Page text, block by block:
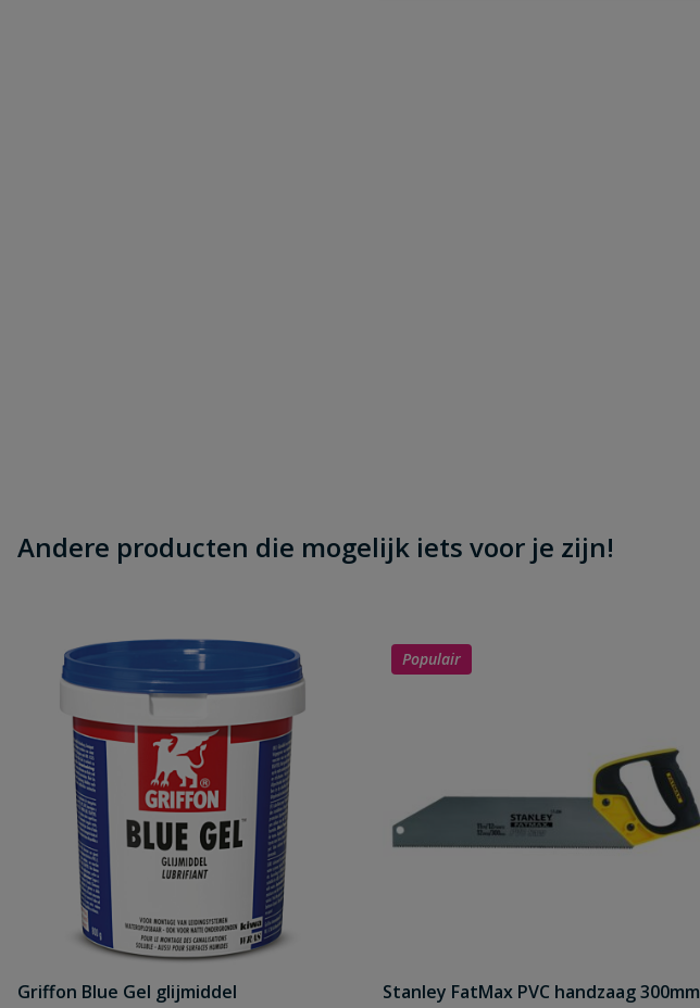
Andere producten die mogelijk iets voor je zijn!
Griffon Blue Gel glijmiddel
Populair
Stanley FatMax PVC handzaag 300mm